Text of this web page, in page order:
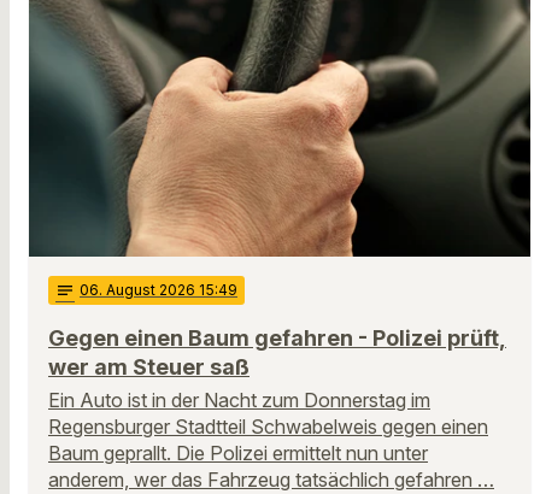
notes 06. August 2026 15:49
Gegen einen Baum gefahren - Polizei prüft,
wer am Steuer saß
Ein Auto ist in der Nacht zum Donnerstag im
Regensburger Stadtteil Schwabelweis gegen einen
Baum geprallt. Die Polizei ermittelt nun unter
anderem, wer das Fahrzeug tatsächlich gefahren …